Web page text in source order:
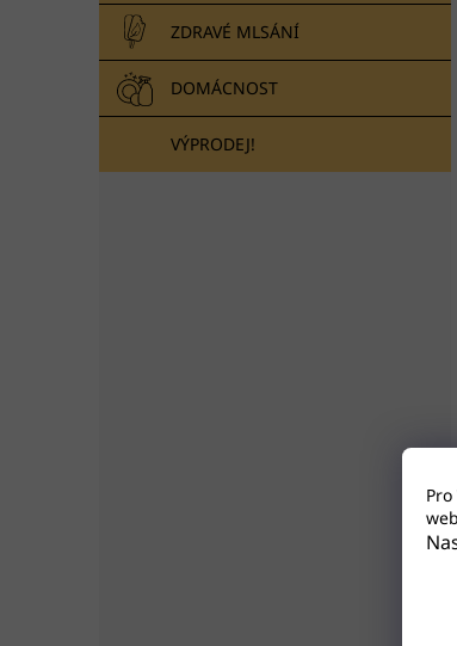
ZDRAVÉ MLSÁNÍ
DOMÁCNOST
VÝPRODEJ!